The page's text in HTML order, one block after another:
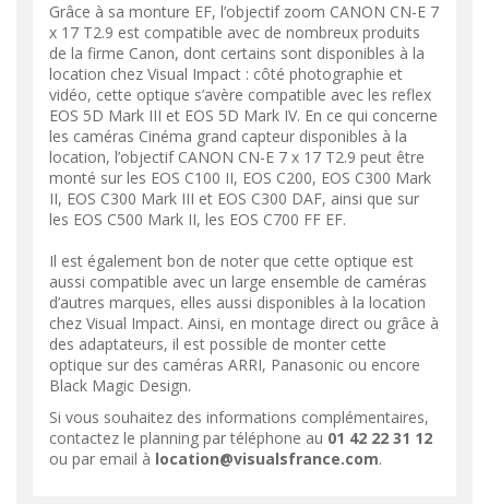
Grâce à sa monture EF, l’objectif zoom CANON CN-E 7
x 17 T2.9 est compatible avec de nombreux produits
de la firme Canon, dont certains sont disponibles à la
location chez Visual Impact : côté photographie et
vidéo, cette optique s’avère compatible avec les reflex
EOS 5D Mark III et EOS 5D Mark IV. En ce qui concerne
les caméras Cinéma grand capteur disponibles à la
location, l’objectif CANON CN-E 7 x 17 T2.9 peut être
monté sur les EOS C100 II, EOS C200, EOS C300 Mark
II, EOS C300 Mark III et EOS C300 DAF, ainsi que sur
les EOS C500 Mark II, les EOS C700 FF EF.
Il est également bon de noter que cette optique est
aussi compatible avec un large ensemble de caméras
d’autres marques, elles aussi disponibles à la location
chez Visual Impact. Ainsi, en montage direct ou grâce à
des adaptateurs, il est possible de monter cette
optique sur des caméras ARRI, Panasonic ou encore
Black Magic Design.
Si vous souhaitez des informations complémentaires,
contactez le planning par téléphone au 01 42 22 31 12
ou par email à location@visualsfrance.com.